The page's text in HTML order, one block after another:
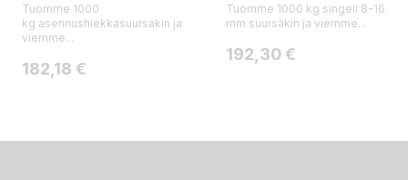
Tuomme 1000
kg asennushiekkasuursäkin ja
viemme...
Hinta
182,18 €
Tuomme 1000 kg singeli 8-16
mm suursäkin ja viemme...
Hinta
192,30 €